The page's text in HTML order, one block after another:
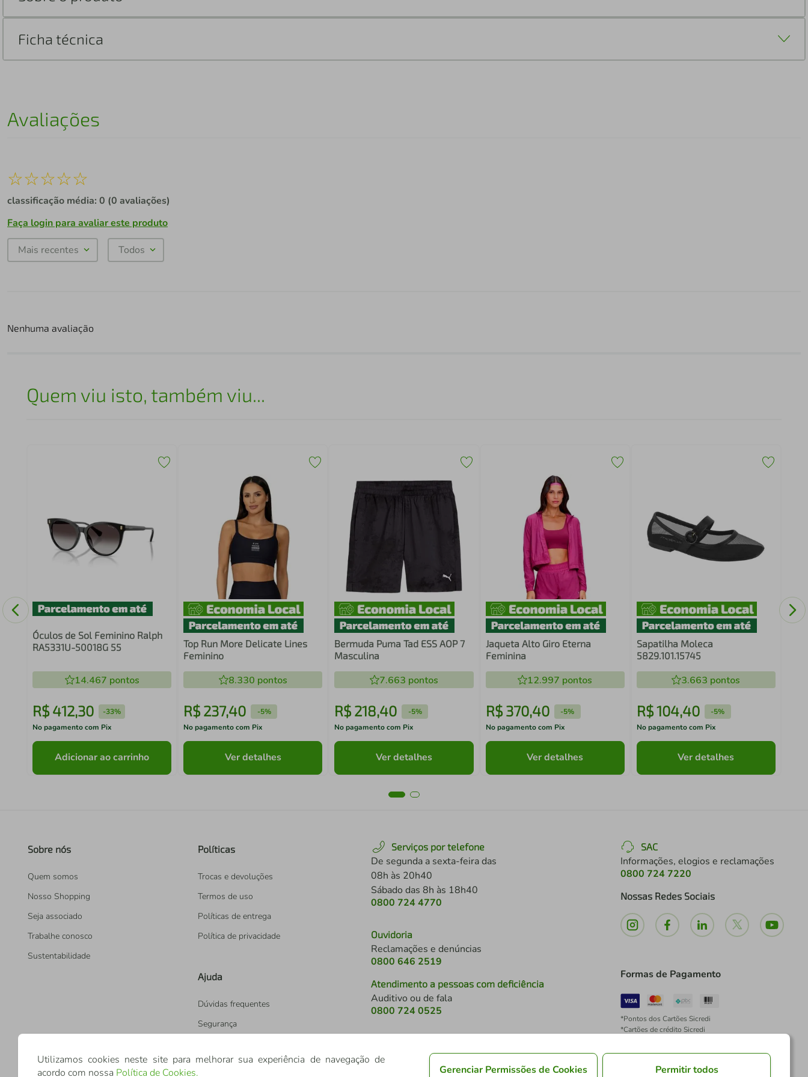
Ficha técnica
Avaliações
☆☆☆☆☆
classificação média: 0 (0 avaliações)
Faça login para avaliar este produto
Mais recentes Todos
Nenhuma avaliação
Quem viu isto, também viu...
Óculos de Sol Feminino Ralph
RA5331U-50018G 55
14.467 pontos
R$ 412,30 -33%
No pagamento com Pix
Adicionar ao carrinho
Top Run More Delicate Lines
Feminino
8.330 pontos
R$ 237,40 -5%
No pagamento com Pix
Ver detalhes
Bermuda Puma Tad ESS AOP 7
Masculina
7.663 pontos
R$218,40 -5%
No pagamento com Pix
Ver detalhes
Jaqueta Alto Giro Eterna
Feminina
12.997 pontos
R$ 370,40 -5%
No pagamento com Pix
Ver detalhes
Sapatilha Moleca
5829.101.15745
3.663 pontos
R$104,40 -5%
No pagamento com Pix
Ver detalhes
Sobre nós
Quem somos
Nosso Shopping
Seja associado
Trabalhe conosco
Sustentabilidade
Políticas
Trocas e devoluções
Termos de uso
Políticas de entrega
Política de privacidade
Ajuda
Dúvidas frequentes
Segurança
Serviços por telefone
De segunda a sexta-feira das
08h às 20h40
Sábado das 8h às 18h40
0800 724 4770
Ouvidoria
Reclamações e denúncias
0800 646 2519
Atendimento a pessoas com deficiência
Auditivo ou de fala
0800 724 0525
SAC
Informações, elogios e reclamações
0800 724 7220
Nossas Redes Sociais
Formas de Pagamento
*Pontos dos Cartões Sicredi
*Cartões de crédito Sicredi
*É vedada a cobrança de preço superior, valor ou
Utilizamos cookies neste site para melhorar sua experiência de navegação de
acordo com nossa Política de Cookies. Gerenciar Permissões de Cookies Permitir todos